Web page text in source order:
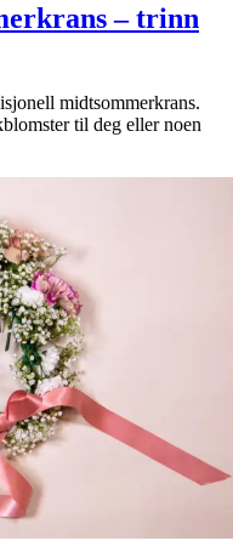
– trinn
midtsommerkrans.
til deg eller noen